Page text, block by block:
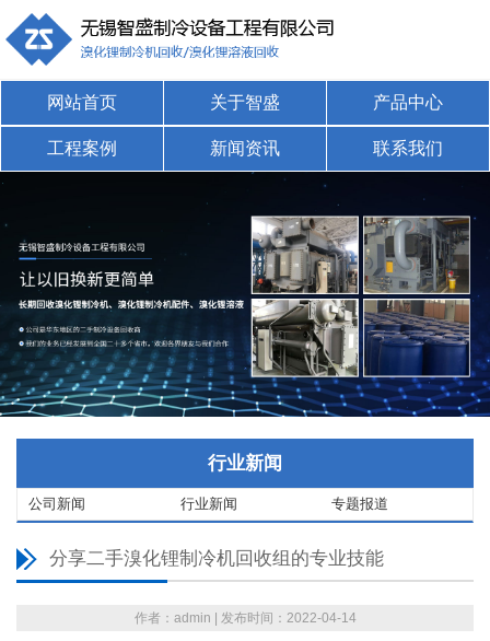
网站首页 关于智盛 产品中心
工程案例 新闻资讯 联系我们
行业新闻
公司新闻 行业新闻 专题报道
分享二手溴化锂制冷机回收组的专业技能
作者：admin | 发布时间：2022-04-14